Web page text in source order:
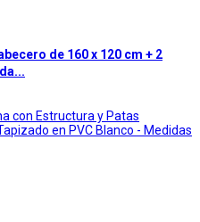
de 160 x 120 cm + 2